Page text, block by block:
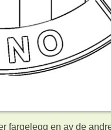
fargelegg en av de